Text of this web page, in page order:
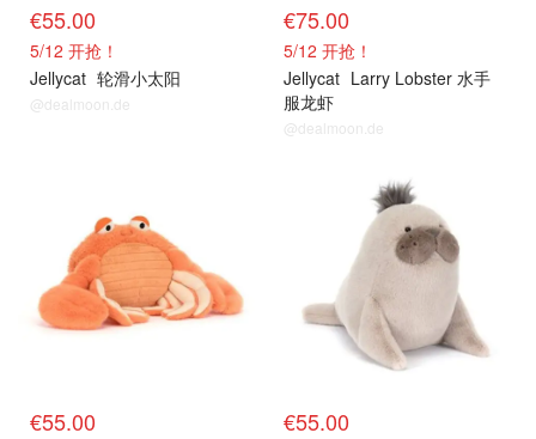
€55.00
5/12 开抢！
Jellycat 轮滑小太阳
@dealmoon.de
€75.00
5/12 开抢！
Jellycat Larry Lobster 水手
服龙虾
@dealmoon.de
€55.00 €55.00